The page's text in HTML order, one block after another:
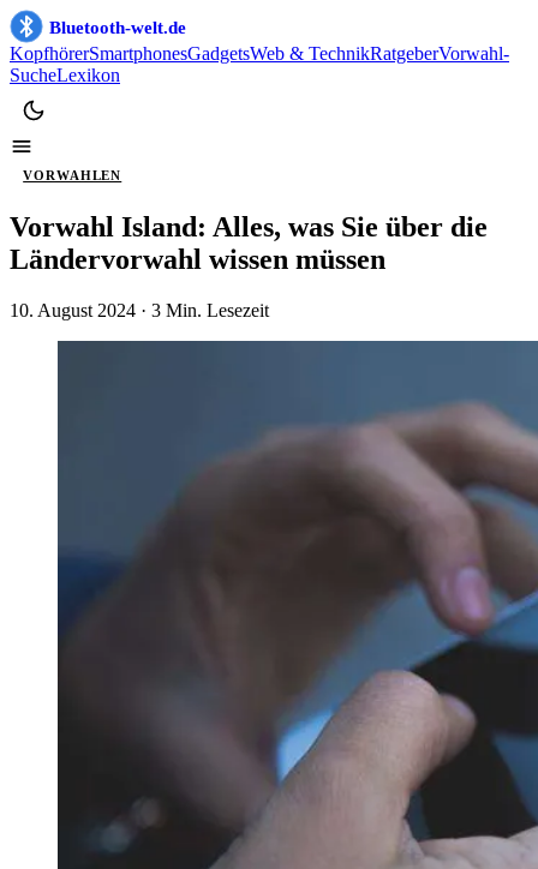
Bluetooth-welt.de
KopfhörerSmartphonesGadgetsWeb & TechnikRatgeberVorwahl-
SucheLexikon
VORWAHLEN
Vorwahl Island: Alles, was Sie über die
Ländervorwahl wissen müssen
10. August 2024 · 3 Min. Lesezeit